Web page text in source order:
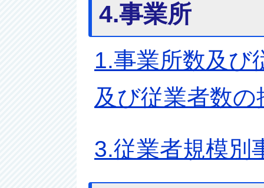
4.事業所
1.事業所数及び
及び従業者数の
3.従業者規模別